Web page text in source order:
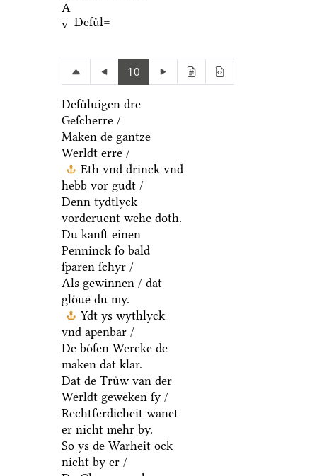
A
v Deſuͤl=
10
Deſuͤluigen dre
Geſcherre /
Maken de gantze
Werldt erre /
Eth vnd drinck vnd
hebb vor gudt /
Denn tydtlyck
vorderuent wehe doth.
Du kanſt einen
Penninck ſo bald
ſparen ſchyr /
Als gewinnen / dat
gloͤue du my.
Ydt ys wythlyck
vnd apenbar /
De boͤſen Wercke de
maken dat klar.
Dat de Truͤw van der
Werldt geweken ſy /
Rechtferdicheit wanet
er nicht mehr by.
So ys de Warheit ock
nicht by er /